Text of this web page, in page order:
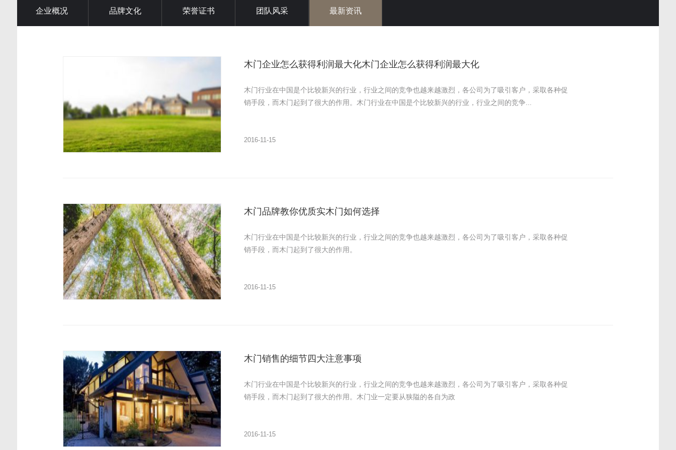
企业概况 品牌文化 荣誉证书 团队风采 最新资讯
木门企业怎么获得利润最大化木门企业怎么获得利润最大化
木门行业在中国是个比较新兴的行业，行业之间的竞争也越来越激烈，各公司为了吸引客户，采取各种促
销手段，而木门起到了很大的作用。木门行业在中国是个比较新兴的行业，行业之间的竞争...
2016-11-15
木门品牌教你优质实木门如何选择
木门行业在中国是个比较新兴的行业，行业之间的竞争也越来越激烈，各公司为了吸引客户，采取各种促
销手段，而木门起到了很大的作用。
2016-11-15
木门销售的细节四大注意事项
木门行业在中国是个比较新兴的行业，行业之间的竞争也越来越激烈，各公司为了吸引客户，采取各种促
销手段，而木门起到了很大的作用。木门业一定要从狭隘的各自为政
2016-11-15